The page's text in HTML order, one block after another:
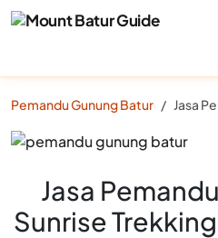
Pemandu Gunung Batur
Jasa
Sunrise